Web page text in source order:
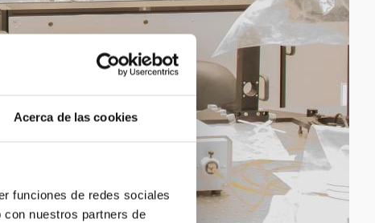
Acerca de las cookies
funciones de redes sociales
nuestros partners de